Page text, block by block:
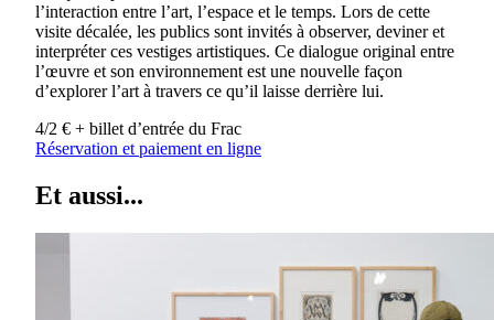
l’interaction entre l’art, l’espace et le temps. Lors de cette
visite décalée, les publics sont invités à observer, deviner et
interpréter ces vestiges artistiques. Ce dialogue original entre
l’œuvre et son environnement est une nouvelle façon
d’explorer l’art à travers ce qu’il laisse derrière lui.
4/2 € + billet d’entrée du Frac
Réservation et paiement en ligne
Et aussi...